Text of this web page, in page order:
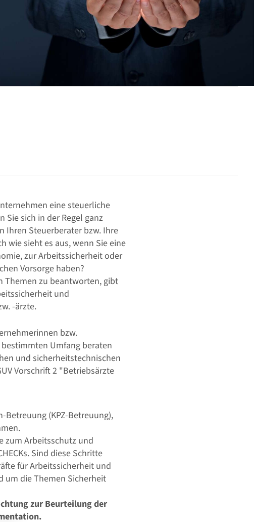
eine steuerliche
Sie sich in der Regel ganz
Ihren Steuerberater bzw. Ihre
wie sieht es aus, wenn Sie eine
zur Arbeitssicherheit oder
Vorsorge haben?
Themen zu beantworten, gibt
und
-ärzte.
bzw.
Umfang beraten
und sicherheitstechnischen
Vorschrift 2 "Betriebsärzte
(KPZ-Betreuung),
zum Arbeitsschutz und
Sind diese Schritte
für Arbeitssicherheit und
um die Themen Sicherheit
zur Beurteilung der